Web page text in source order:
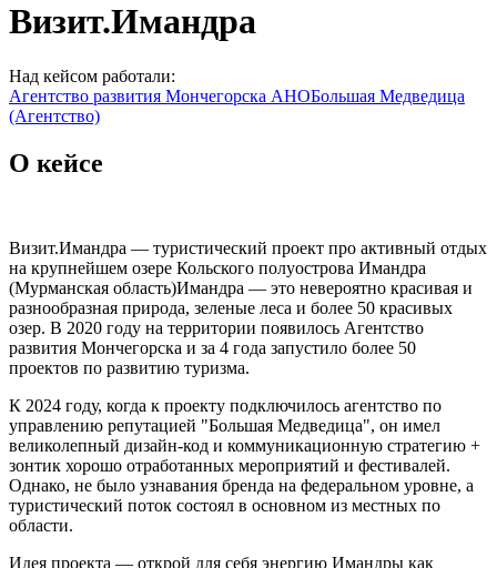
Визит.Имандра
Над кейсом работали:
Агентство развития Мончегорска АНОБольшая Медведица
(Агентство)
О кейсе
Визит.Имандра — туристический проект про активный отдых
на крупнейшем озере Кольского полуострова Имандра
(Мурманская область)Имандра — это невероятно красивая и
разнообразная природа, зеленые леса и более 50 красивых
озер. В 2020 году на территории появилось Агентство
развития Мончегорска и за 4 года запустило более 50
проектов по развитию туризма.
К 2024 году, когда к проекту подключилось агентство по
управлению репутацией "Большая Медведица", он имел
великолепный дизайн-код и коммуникационную стратегию +
зонтик хорошо отработанных мероприятий и фестивалей.
Однако, не было узнавания бренда на федеральном уровне, а
туристический поток состоял в основном из местных по
области.
Идея проекта — открой для себя энергию Имандры как